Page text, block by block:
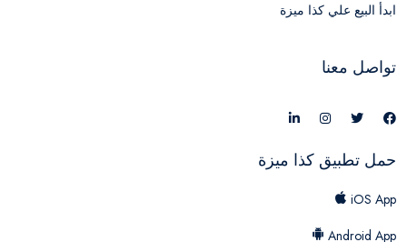
ابدأ البيع علي كذا ميزة
تواصل معنا
حمل تطبيق كذا ميزة
iOS App
Android App